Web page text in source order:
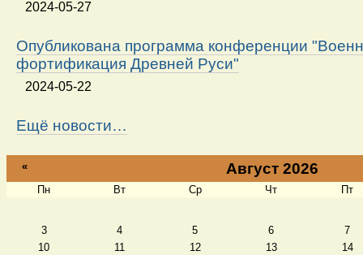
2024-05-27
Опубликована программа конференции
фортификация Древней Руси"
2024-05-22
Ещё новости…
« Август 2026
Пн Вт Ср Чт Пт
3 4 5 6
7
10
11 12 13
14